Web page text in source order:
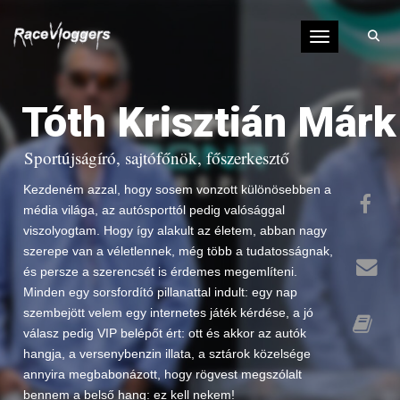
Toggle
Tóth Krisztián Márk
Kezdeném azzal, hogy sosem vonzott különösebben a
média világa, az autósporttól pedig valósággal
viszolyogtam. Hogy így alakult az életem, abban nagy
szerepe van a véletlennek, még több a tudatosságnak,
és persze a szerencsét is érdemes megemlíteni.
Minden egy sorsfordító pillanattal indult: egy nap
szembejött velem egy internetes játék kérdése, a jó
válasz pedig VIP belépőt ért: ott és akkor az autók
hangja, a versenybenzin illata, a sztárok közelsége
annyira megbabonázott, hogy rögvest megszólalt
bennem a belső hang: ez kell nekem!
Sportújságíró, sajtófőnök, főszerkesztő